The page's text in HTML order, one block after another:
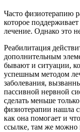
Часто физиотерапию
которое
лечение. Однако это
Реабилитация
дополнительным
бывают и ситуации,
успешным методом
заболевания,
пассивной нервной
сделать меньше
физиотерапии нашла
как она помогает и
ссылке, там же можно